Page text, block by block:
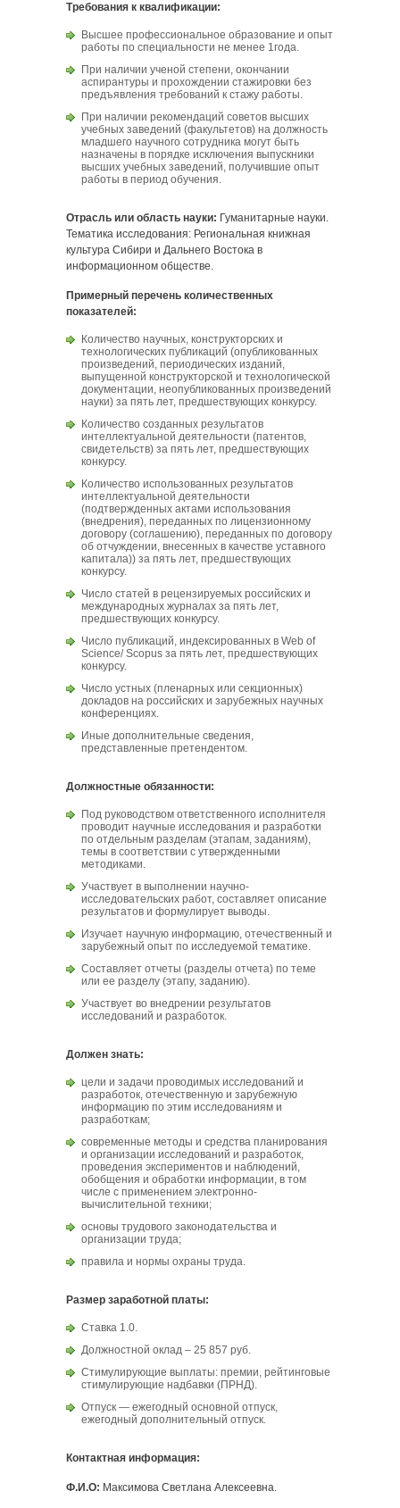
Требования к квалификации:
Высшее профессиональное образование и опыт
работы по специальности не менее 1года.
При наличии ученой степени, окончании
аспирантуры и прохождении стажировки без
предъявления требований к стажу работы.
При наличии рекомендаций советов высших
учебных заведений (факультетов) на должность
младшего научного сотрудника могут быть
назначены в порядке исключения выпускники
высших учебных заведений, получившие опыт
работы в период обучения.
Отрасль или область науки: Гуманитарные науки.
Тематика исследования: Региональная книжная
культура Сибири и Дальнего Востока в
информационном обществе.
Примерный перечень количественных
показателей:
Количество научных, конструкторских и
технологических публикаций (опубликованных
произведений, периодических изданий,
выпущенной конструкторской и технологической
документации, неопубликованных произведений
науки) за пять лет, предшествующих конкурсу.
Количество созданных результатов
интеллектуальной деятельности (патентов,
свидетельств) за пять лет, предшествующих
конкурсу.
Количество использованных результатов
интеллектуальной деятельности
(подтвержденных актами использования
(внедрения), переданных по лицензионному
договору (соглашению), переданных по договору
об отчуждении, внесенных в качестве уставного
капитала)) за пять лет, предшествующих
конкурсу.
Число статей в рецензируемых российских и
международных журналах за пять лет,
предшествующих конкурсу.
Число публикаций, индексированных в Web of
Science/ Scopus за пять лет, предшествующих
конкурсу.
Число устных (пленарных или секционных)
докладов на российских и зарубежных научных
конференциях.
Иные дополнительные сведения,
представленные претендентом.
Должностные обязанности:
Под руководством ответственного исполнителя
проводит научные исследования и разработки
по отдельным разделам (этапам, заданиям),
темы в соответствии с утвержденными
методиками.
Участвует в выполнении научно-
исследовательских работ, составляет описание
результатов и формулирует выводы.
Изучает научную информацию, отечественный и
зарубежный опыт по исследуемой тематике.
Составляет отчеты (разделы отчета) по теме
или ее разделу (этапу, заданию).
Участвует во внедрении результатов
исследований и разработок.
Должен знать:
цели и задачи проводимых исследований и
разработок, отечественную и зарубежную
информацию по этим исследованиям и
разработкам;
современные методы и средства планирования
и организации исследований и разработок,
проведения экспериментов и наблюдений,
обобщения и обработки информации, в том
числе с применением электронно-
вычислительной техники;
основы трудового законодательства и
организации труда;
правила и нормы охраны труда.
Размер заработной платы:
Ставка 1.0.
Должностной оклад – 25 857 руб.
Стимулирующие выплаты: премии, рейтинговые
стимулирующие надбавки (ПРНД).
Отпуск — ежегодный основной отпуск,
ежегодный дополнительный отпуск.
Контактная информация:
Ф.И.О: Максимова Светлана Алексеевна.